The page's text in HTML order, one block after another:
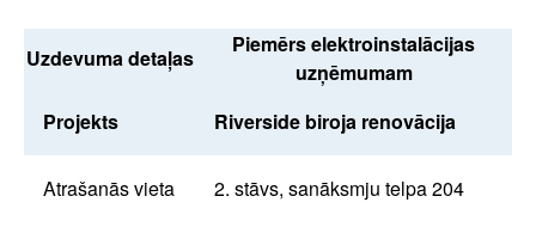
Uzdevuma detaļas
Piemērs elektroinstalācijas
uzņēmumam
Projekts
Riverside biroja renovācija
Atrašanās vieta 2. stāvs, sanāksmju telpa 204